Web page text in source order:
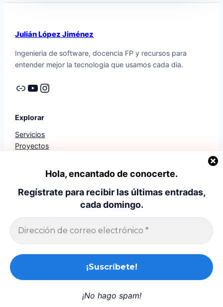
Hola, encantado de conocerte.
Regístrate para recibir las últimas entradas,
cada domingo.
¡No hago spam!
Julián López Jiménez
Ingenieria de software, docencia FP y recursos para
entender mejor la tecnologia que usamos cada dia.
Enlace YouTube Instagram
Explorar
Servicios
Proyectos
Diagnostico
Mis Apps
Politica de privacidad
Contacto
© Julian Lopez Jimenez Tema Julian Tech Pro.